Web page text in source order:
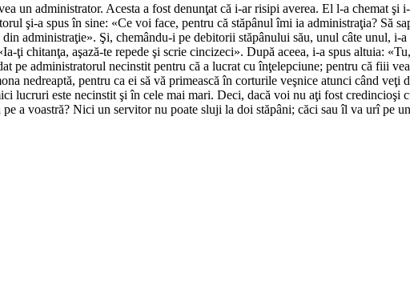
un administrator. Acesta a fost denunţat că i-ar risipi averea. El l-a chemat şi
şi-a spus în sine: «Ce voi face, pentru că stăpânul îmi ia administraţia? Să
administraţie». Şi, chemându-i pe debitorii stăpânului său, unul câte unul, i-
ţi chitanţa, aşază-te repede şi scrie cincizeci». După aceea, i-a spus altuia:
pe administratorul necinstit pentru că a lucrat cu înţelepciune; pentru că fiii
nedreaptă, pentru ca ei să vă primească în corturile veşnice atunci când
lucruri este necinstit şi în cele mai mari. Deci, dacă voi nu aţi fost credincioşi
a voastră? Nici un servitor nu poate sluji la doi stăpâni; căci sau îl va urî pe